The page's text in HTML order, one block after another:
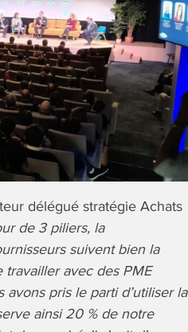
délégué stratégie Achats
de 3 piliers, la
suivent bien la
travailler avec des PME
pris le parti d’utiliser la
ainsi 20 % de notre